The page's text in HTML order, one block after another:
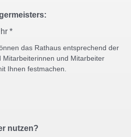
*
das Rathaus entsprechend der
Mitarbeiterinnen und Mitarbeiter
Ihnen festmachen.
nutzen?